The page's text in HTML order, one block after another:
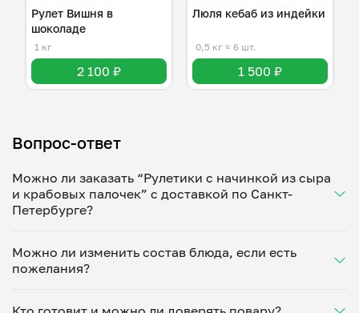
Рулет Вишня в
шоколаде
1 кг
2 100 ₽
Люля кебаб из индейки
0,5 кг ≈ 6 шт.
1 500 ₽
Вопрос-ответ
Можно ли заказать “Рулетики с начинкой из сыра
и крабовых палочек” с доставкой по Санкт-
Петербурге?
Укажите удобное время — и получите свежее
домашнее блюдо в большой порции прямо с плиты.
минут. Статус заказа отслеживайте в личном
Можно ли изменить состав блюда, если есть
пожелания?